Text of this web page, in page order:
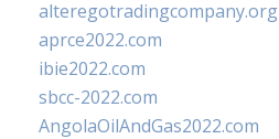
alteregotradingcompany.org
aprce2022.com
ibie2022.com
sbcc-2022.com
AngolaOilAndGas2022.com